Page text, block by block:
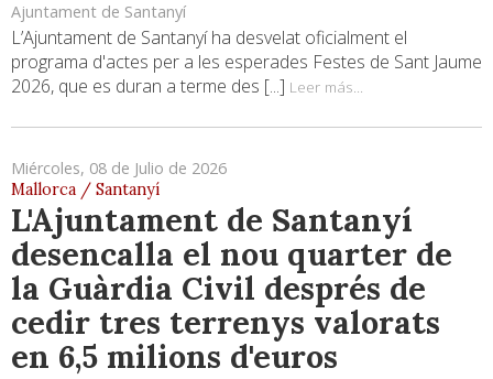
Ajuntament de Santanyí
L’Ajuntament de Santanyí ha desvelat oficialment el
programa d'actes per a les esperades Festes de Sant Jaume
2026, que es duran a terme des [...] Leer más...
Miércoles, 08 de Julio de 2026
Mallorca / Santanyí
L'Ajuntament de Santanyí
desencalla el nou quarter de
la Guàrdia Civil després de
cedir tres terrenys valorats
en 6,5 milions d'euros